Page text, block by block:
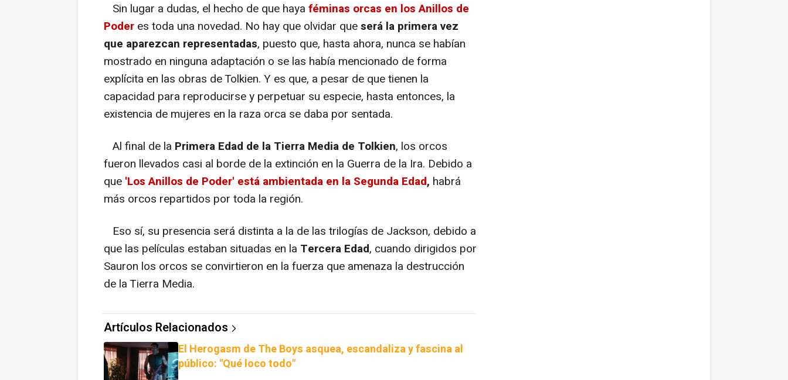
Sin lugar a dudas, el hecho de que haya féminas orcas en los Anillos de
Poder es toda una novedad. No hay que olvidar queserá la primera vez
que aparezcan representadas, puesto que, hasta ahora, nunca se habían
mostrado en ninguna adaptación o se las había mencionado de forma
explícita en las obras de Tolkien. Y es que, a pesar de que tienen la
capacidad para reproducirse y perpetuar su especie, hasta entonces, la
existencia de mujeres en la raza orca se daba por sentada.
Al final de la Primera Edad de la Tierra Media de Tolkien, los orcos
fueron llevados casi al borde de la extinción en la Guerra de la Ira. Debido a
que 'Los Anillos de Poder' está ambientada en la Segunda Edad, habrá
más orcos repartidos por toda la región.
Eso sí, su presencia será distinta a la de las trilogías de Jackson, debido a
que las películas estaban situadas en la Tercera Edad, cuando dirigidos por
Sauron los orcos se convirtieron en la fuerza que amenaza la destrucción
de la Tierra Media.
Artículos Relacionados
El Herogasm de The Boys asquea, escandaliza y fascina al
público: "Qué loco todo"